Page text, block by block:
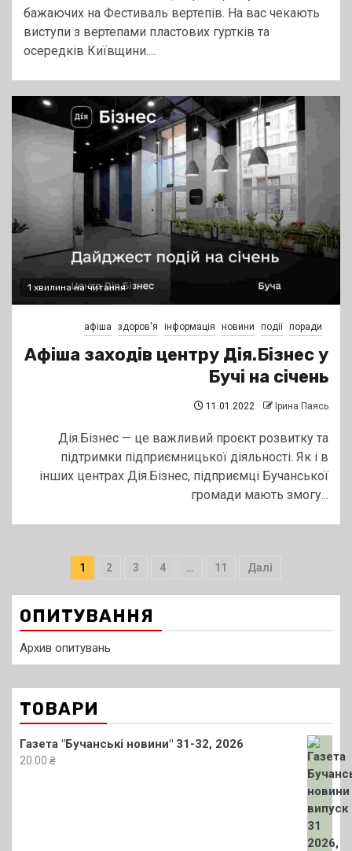
бажаючих на Фестиваль вертепів. На вас чекають
виступи з вертепами пластових гуртків та
осередків Київщини....
1 хвилина на читання
афіша здоров'я інформація новини події поради
Афіша заходів центру Дія.Бізнес у
Бучі на січень
11.01.2022 Ірина Паясь
Дія.Бізнес — це важливий проєкт розвитку та
підтримки підприємницької діяльності. Як і в
інших центрах Дія.Бізнес, підприємці Бучанської
громади мають змогу...
Пагінація
записів
1 2 3 4 … 11 Далі
ОПИТУВАННЯ
Архив опитувань
ТОВАРИ
Газета "Бучанські новини" 31-32, 2026
20.00 ₴